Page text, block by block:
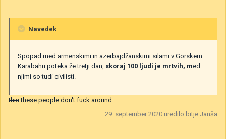
Navedek
Spopad med armenskimi in azerbajdžanskimi silami v Gorskem
Karabahu poteka že tretji dan, skoraj 100 ljudi je mrtvih, med
njimi so tudi civilisti.
thisthese people don't fuck around
29. september 2020 uredilo bitje Janša